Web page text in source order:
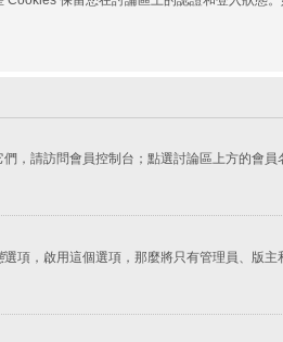
，請訪問會員控制台；點選討論區上方的會
選項，啟用這個選項，那麼將只有管理員、版主